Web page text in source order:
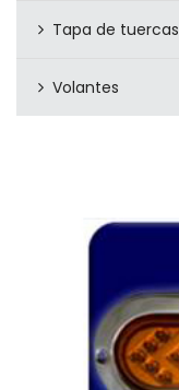
Tapa de tuercas
Volantes